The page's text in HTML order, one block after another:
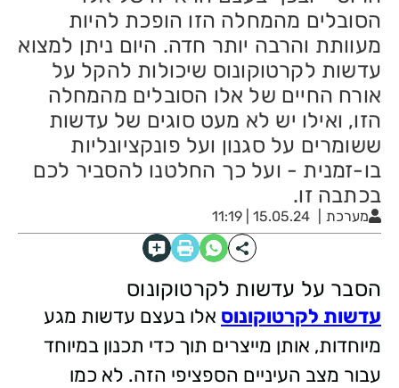
הסובלים מהמחלה הזו הופכת להיות
מעוותת והרבה יותר חדה. היום ניתן למצוא
עדשות לקרטוקונוס שיכולות להקל על
אורח החיים של אלו הסובלים מהמחלה
הזו, ואילו יש לא מעט סוגים של עדשות
ששומרים על סגנון ועל פונקציונליות
בו-זמנית - ועל כך החלטנו להסביר לכם
בכתבה זו.
מערכת 15.05.24 | 11:19
הסבר על עדשות לקרטוקונוס
עדשות לקרטוקונוס אלו בעצם עדשות מגע
מיוחדות, אותן מייצרים תוך כדי תכנון במיוחד
עבור מצב העיניים הספציפי הזה. לא כמו